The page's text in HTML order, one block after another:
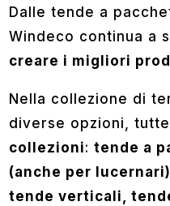
Dalle tende a
Windeco continua a
creare i migliori
Nella collezione di
diverse opzioni,
collezioni:tende a
(anche per
tende verticali,